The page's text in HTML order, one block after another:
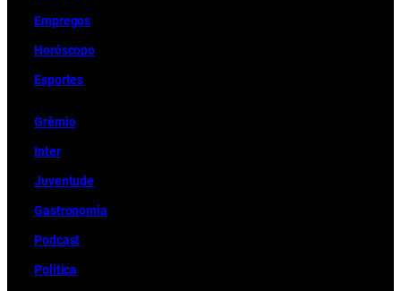
Empregos
Horóscopo
Esportes
Grêmio
Inter
Juventude
Gastronomia
Podcast
Política